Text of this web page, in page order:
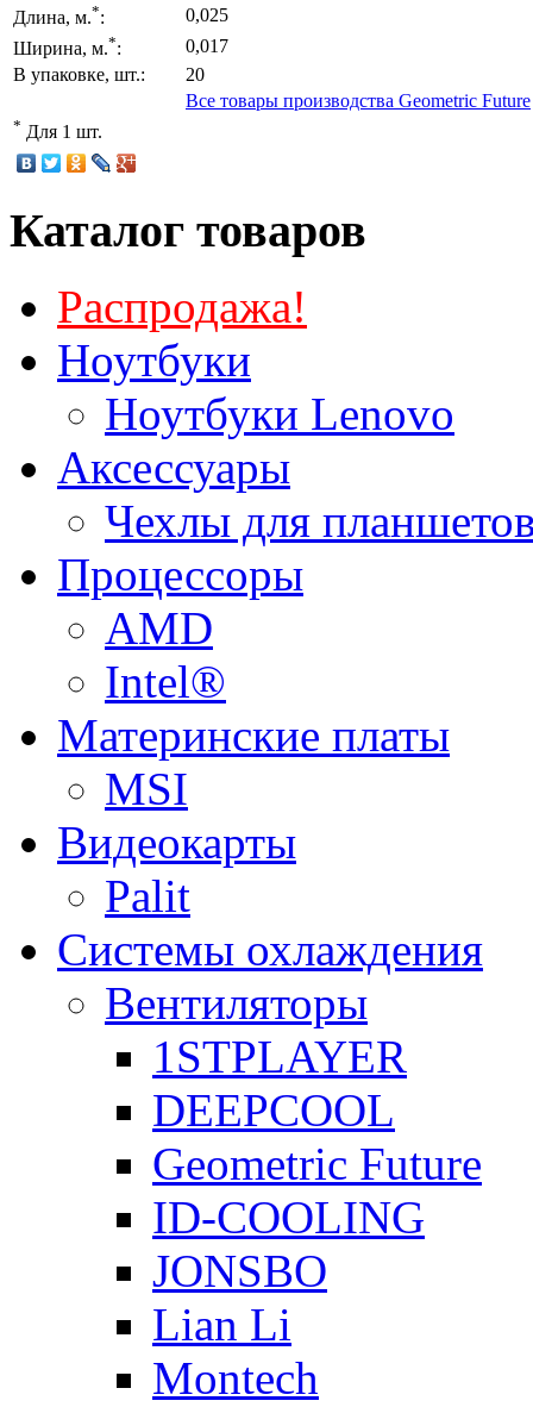
Длина, м.*:
0,025
Ширина, м.*:
0,017
В упаковке, шт.:
20
Все товары производства Geometric Future
* Для 1 шт.
Каталог товаров
Распродажа!
Ноутбуки
Ноутбуки Lenovo
Аксессуары
Чехлы для
Процессоры
AMD
Intel®
Материнские платы
MSI
Видеокарты
Palit
Системы охлаждения
Вентиляторы
1STPLAYER
DEEPCOOL
Geometric Future
ID-COOLING
JONSBO
Lian Li
Montech